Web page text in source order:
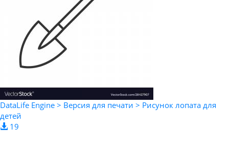
DataLife Engine > Версия для печати > Рисунок лопата для
детей
19